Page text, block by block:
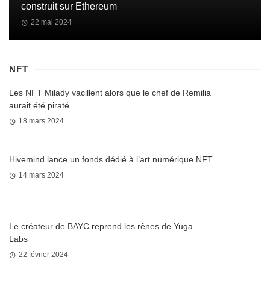
construit sur Ethereum
22 mai 2024
NFT
Les NFT Milady vacillent alors que le chef de Remilia
aurait été piraté
18 mars 2024
Hivemind lance un fonds dédié à l’art numérique NFT
14 mars 2024
Le créateur de BAYC reprend les rênes de Yuga
Labs
22 février 2024